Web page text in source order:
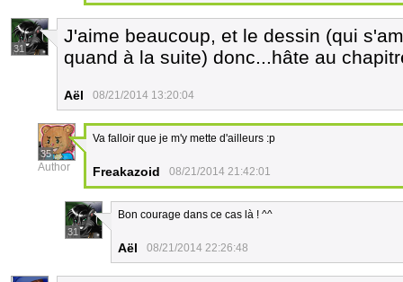
31
J'aime beaucoup, et le dessin (qui
quand à la suite) donc...hâte au
Aël 08/21/2014 13:20:04
35
Author
Va falloir que je m'y mette d'ailleurs :p
Freakazoid 08/21/2014 21:42:01
31
Bon courage dans ce cas là ! ^^
Aël 08/21/2014 22:26:48